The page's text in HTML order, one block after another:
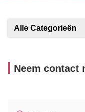
Alle Categorieën
Neem contact